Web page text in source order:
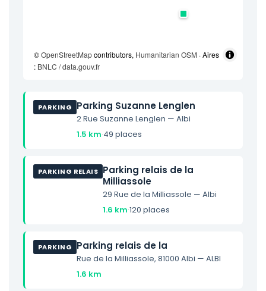
©OpenStreetMapcontributors, Humanitarian OSM · Aires
: BNLC / data.gouv.fr
PARKING Parking Suzanne Lenglen
2 Rue Suzanne Lenglen — Albi
1.5 km·49 places
PARKING RELAIS Parking relais de la
Milliassole
29 Rue de la Milliassole — Albi
1.6 km·120 places
PARKING Parking relais de la
Rue de la Milliassole, 81000 Albi — ALBI
1.6 km